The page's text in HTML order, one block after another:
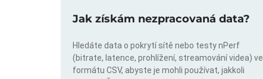
Jak získám nezpracovaná data?
Hledáte data o pokrytí sítě nebo testy nPerf
(bitrate, latence, prohlížení, streamování videa) ve
formátu CSV, abyste je mohli používat, jakkoli